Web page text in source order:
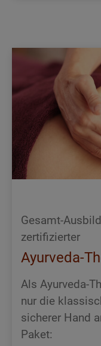
Gesamt-
zertifizierter
Ayurveda-
Als Ayurveda-
nur die
sicherer Hand
Paket: